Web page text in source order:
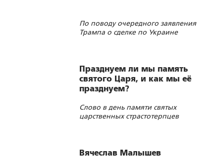
По поводу очередного заявления
Трампа о сделке по Украине
Празднуем ли мы память
святого Царя, и как мы её
празднуем?
Слово в день памяти святых
царственных страстотерпцев
Вячеслав Малышев